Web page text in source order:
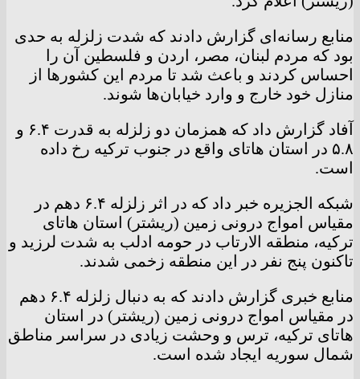
منابع رسانه‌ای گزارش دادند که شدت زلزله به حدی
بود که مردم لبنان، مصر، اردن و فلسطین آن را
احساس کردند و باعث شد تا مردم این کشورها از
منازل خود خارج و وارد خیابان‌ها شوند.
آفاد گزارش داد که همزمان دو زلزله به قدرت ۶.۴ و
۵.۸ در استان هاتای واقع در جنوب ترکیه رخ داده
است.
شبکه الجزیره خبر داد که در اثر زلزله ۶.۴ دهم در
مقیاس امواج درونی زمین (ریشتر) استان هاتای
ترکیه، منطقه الارتاب در حومه ادلب به شدت لرزید و
تاکنون پنج نفر در این منطقه زخمی شدند.
منابع خبری گزارش دادند که به دنبال زلزله ۶.۴ دهم
در مقیاس امواج درونی زمین (ریشتر) در استان
هاتای ترکیه، ترس و وحشت زیادی در سراسر مناطق
شمال سوریه ایجاد شده است.